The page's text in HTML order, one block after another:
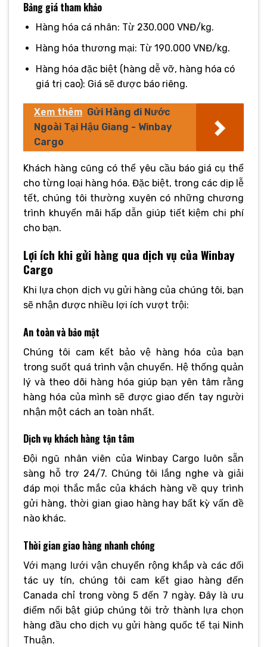
Bảng giá tham khảo
Hàng hóa cá nhân: Từ 230.000 VNĐ/kg.
Hàng hóa thương mại: Từ 190.000 VNĐ/kg.
Hàng hóa đặc biệt (hàng dễ vỡ, hàng hóa có
giá trị cao): Giá sẽ được báo riêng.
Xem thêm Gửi Hàng đi Nước
Ngoài Tại Hậu Giang - Winbay
Cargo
Khách hàng cũng có thể yêu cầu báo giá cụ thể
cho từng loại hàng hóa. Đặc biệt, trong các dịp lễ
tết, chúng tôi thường xuyên có những chương
trình khuyến mãi hấp dẫn giúp tiết kiệm chi phí
cho bạn.
Lợi ích khi gửi hàng qua dịch vụ của Winbay
Cargo
Khi lựa chọn dịch vụ gửi hàng của chúng tôi, bạn
sẽ nhận được nhiều lợi ích vượt trội:
An toàn và bảo mật
Chúng tôi cam kết bảo vệ hàng hóa của bạn
trong suốt quá trình vận chuyển. Hệ thống quản
lý và theo dõi hàng hóa giúp bạn yên tâm rằng
hàng hóa của mình sẽ được giao đến tay người
nhận một cách an toàn nhất.
Dịch vụ khách hàng tận tâm
Đội ngũ nhân viên của Winbay Cargo luôn sẵn
sàng hỗ trợ 24/7. Chúng tôi lắng nghe và giải
đáp mọi thắc mắc của khách hàng về quy trình
gửi hàng, thời gian giao hàng hay bất kỳ vấn đề
nào khác.
Thời gian giao hàng nhanh chóng
Với mạng lưới vận chuyển rộng khắp và các đối
tác uy tín, chúng tôi cam kết giao hàng đến
Canada chỉ trong vòng 5 đến 7 ngày. Đây là ưu
điểm nổi bật giúp chúng tôi trở thành lựa chọn
hàng đầu cho dịch vụ gửi hàng quốc tế tại Ninh
Thuận.